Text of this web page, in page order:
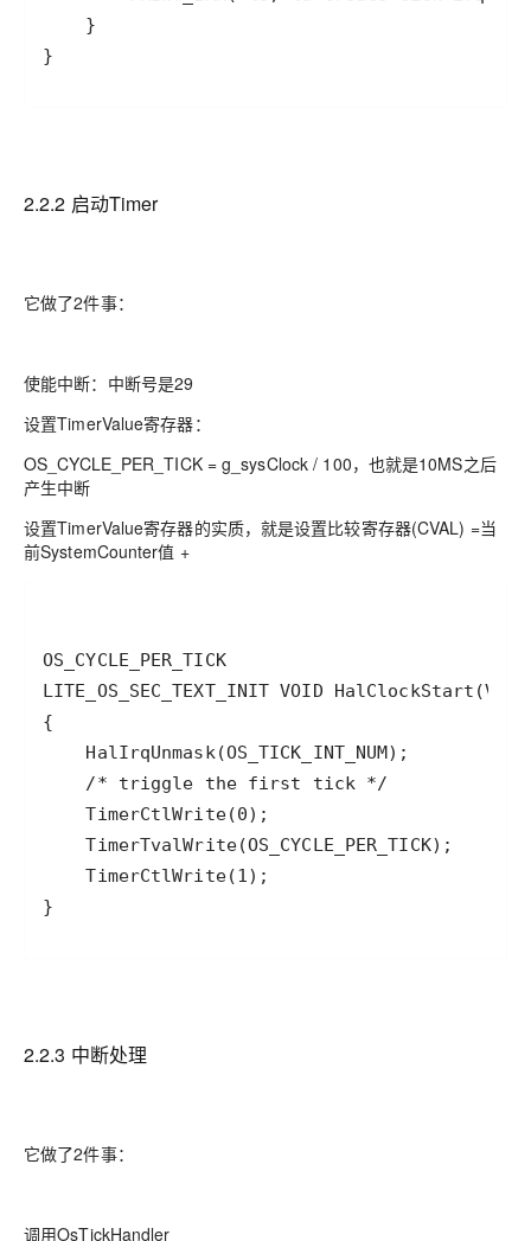
}
2.2.2 启动Timer
它做了2件事：
使能中断：中断号是29
设置TimerValue寄存器：
OS_CYCLE_PER_TICK = g_sysClock / 100，也就是10MS之后
产生中断
设置TimerValue寄存器的实质，就是设置比较寄存器(CVAL) =当
前SystemCounter值 +
OS_CYCLE_PER_TICK
}
2.2.3 中断处理
它做了2件事：
调用OsTickHandler